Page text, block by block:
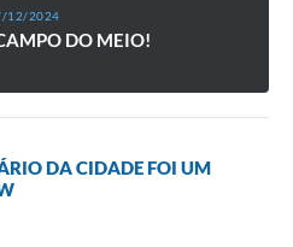
12/2024
DO MEIO!
DA CIDADE FOI UM